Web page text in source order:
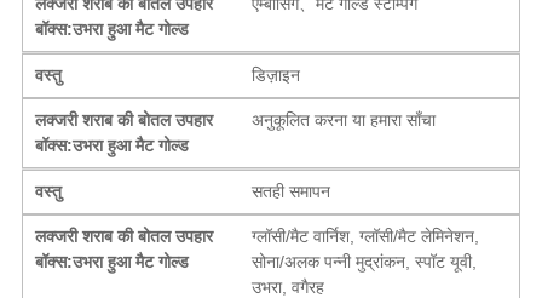
बॉक्स:उभरा हुआ मैट गोल्ड
वस्तु डिज़ाइन
लक्जरी शराब की बोतल उपहार
बॉक्स:उभरा हुआ मैट गोल्ड
अनुकूलित करना या हमारा साँचा
वस्तु सतही समापन
लक्जरी शराब की बोतल उपहार
बॉक्स:उभरा हुआ मैट गोल्ड
ग्लॉसी/मैट वार्निश, ग्लॉसी/मैट लेमिनेशन,
सोना/अलक पन्नी मुद्रांकन, स्पॉट यूवी,
उभरा, वगैरह